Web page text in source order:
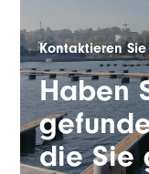
Kontaktieren Sie
Haben
die Sie